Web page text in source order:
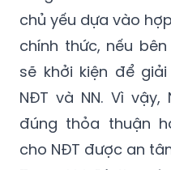
sẽ khởi kiện để
NĐT và NN. Vì
đúng thỏa thuận
cho NĐT được an
Trong khi đó, theo
sư Luật, Trường